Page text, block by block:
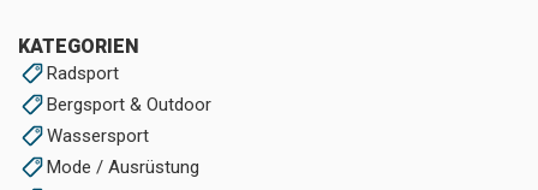
KATEGORIEN
Radsport
Bergsport & Outdoor
Wassersport
Mode / Ausrüstung